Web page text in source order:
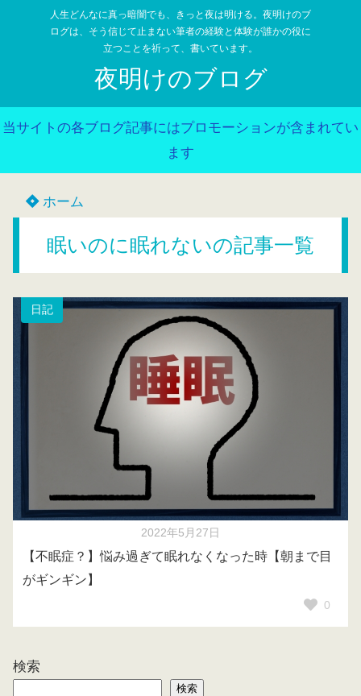
人生どんなに真っ暗闇でも、きっと夜は明ける。夜明けのブ
ログは、そう信じて止まない筆者の経験と体験が誰かの役に
立つことを祈って、書いています。
夜明けのブログ
当サイトの各ブログ記事にはプロモーションが含まれてい
ます
ホーム
眠いのに眠れないの記事一覧
日記
2022年5月27日
【不眠症？】悩み過ぎて眠れなくなった時【朝まで目
がギンギン】
0
検索
検索